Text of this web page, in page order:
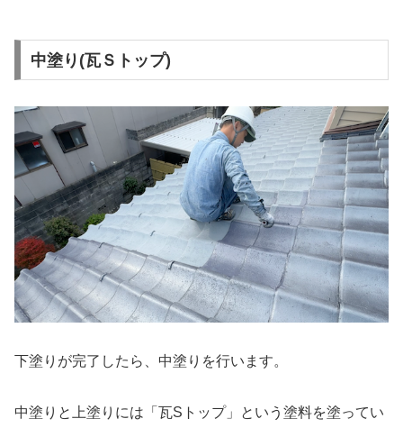
中塗り(瓦Ｓトップ)
下塗りが完了したら、中塗りを行います。
中塗りと上塗りには「瓦Sトップ」という塗料を塗ってい